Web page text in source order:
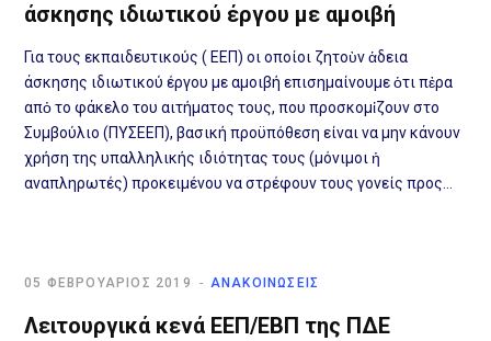
άσκησης ιδιωτικού έργου με αμοιβή
Για τους εκπαιδευτικούς ( ΕΕΠ) οι οποίοι ζητοὺν ἁδεια
άσκησης ιδιωτικού έργου µε αμοιβή επισηµαίνουµε ὁτι πἐρα
απὀ το φάκελο του αιτήµατος τους, που προσκοµἰζουν στο
Συμβούλιο (ΠΥΣΕΕΠ), βασική προϋπόθεση είναι να µην κάνουν
χρήση της υπαλληλικής ιδιότητας τους (μόνιμοι ἡ
αναπληρωτές) προκειµένου να στρέφουν τους γονείς προς…
ΑΝΑΚΟΙΝΩΣΕΙΣ
05 ΦΕΒΡΟΥΆΡΙΟΣ 2019
Λειτουργικά κενά ΕΕΠ/ΕΒΠ της ΠΔΕ